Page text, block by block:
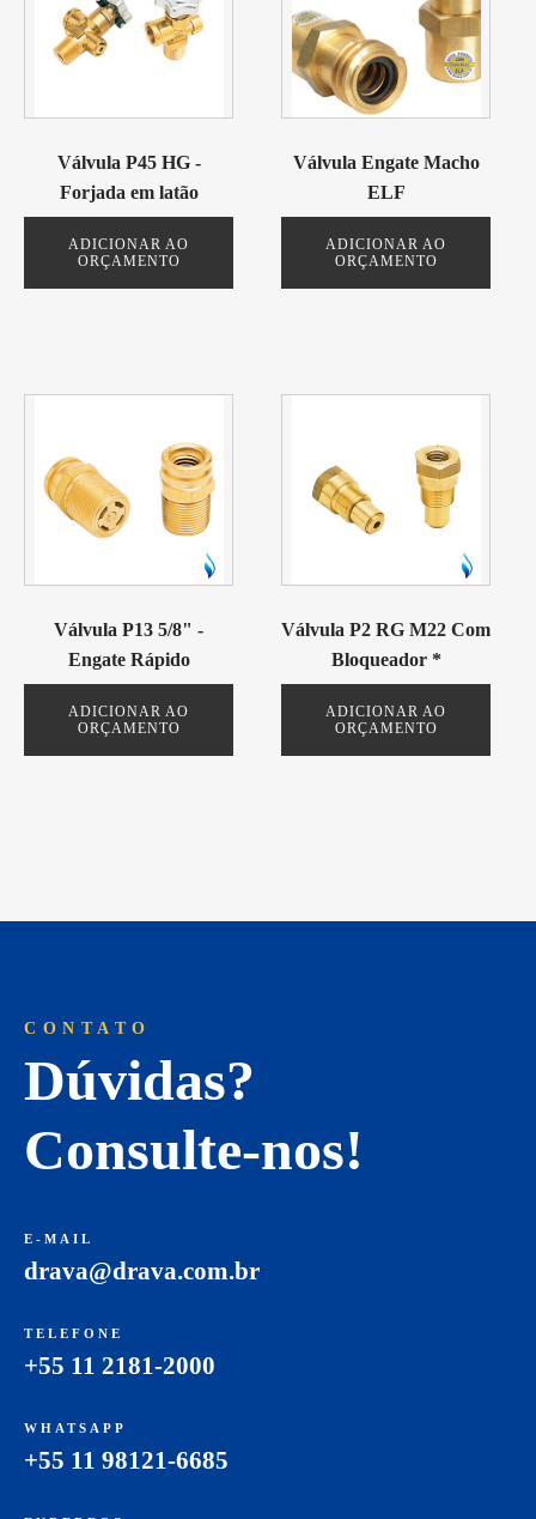
Válvula P45 HG -
Forjada em latão
ADICIONAR AO
ORÇAMENTO
Válvula Engate Macho
ELF
ADICIONAR AO
ORÇAMENTO
Válvula P13 5/8" -
Engate Rápido
ADICIONAR AO
ORÇAMENTO
Válvula P2 RG M22 Com
Bloqueador *
ADICIONAR AO
ORÇAMENTO
CONTATO
Dúvidas?
Consulte-nos!
E-MAIL
drava@drava.com.br
TELEFONE
+55 11 2181-2000
WHATSAPP
+55 11 98121-6685